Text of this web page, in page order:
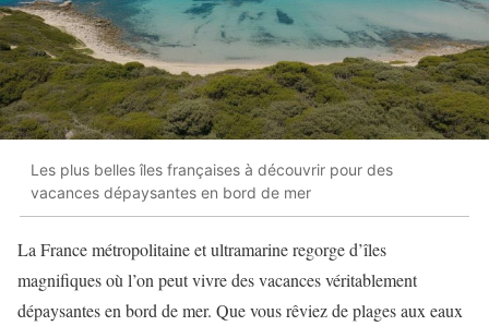
Les plus belles îles françaises à découvrir pour des
vacances dépaysantes en bord de mer
La France métropolitaine et ultramarine regorge d’îles
magnifiques où l’on peut vivre des vacances véritablement
dépaysantes en bord de mer. Que vous rêviez de plages aux eaux